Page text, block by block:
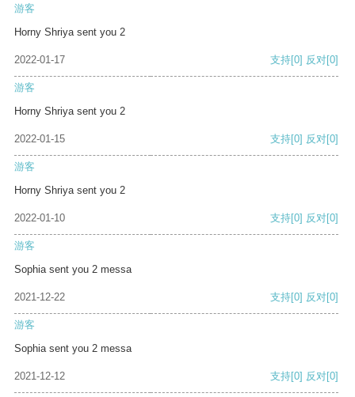
游客
Horny Shriya sent you 2
2022-01-17 支持[0] 反对[0]
游客
Horny Shriya sent you 2
2022-01-15 支持[0] 反对[0]
游客
Horny Shriya sent you 2
2022-01-10 支持[0] 反对[0]
游客
Sophia sent you 2 messa
2021-12-22 支持[0] 反对[0]
游客
Sophia sent you 2 messa
2021-12-12 支持[0] 反对[0]